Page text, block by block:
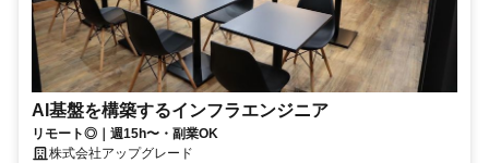
AI基盤を構築するインフラエンジニア
リモート◎｜週15h〜・副業OK
株式会社アップグレード